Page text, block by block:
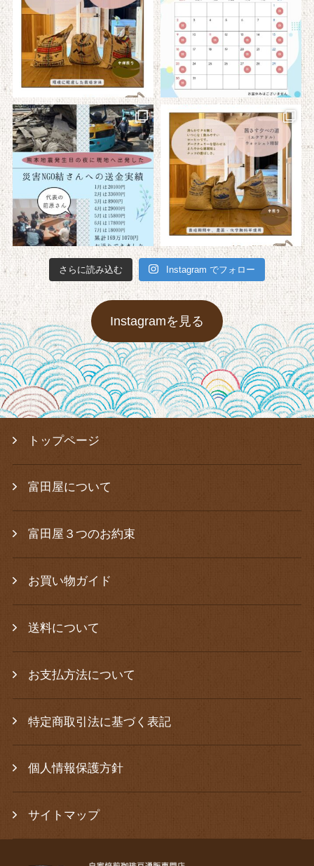
さらに読み込む Instagram でフォロー
Instagramを見る
トップページ
富田屋について
富田屋３つのお約束
お買い物ガイド
送料について
お支払方法について
特定商取引法に基づく表記
個人情報保護方針
サイトマップ